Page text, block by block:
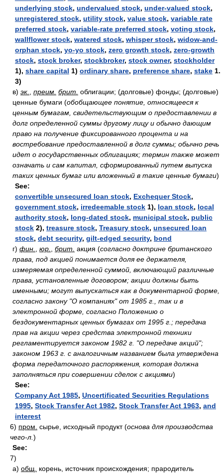
underlying stock, undervalued stock, under-valued stock,
unregistered stock, utility stock, value stock, variable rate
preferred stock, variable-rate preferred stock, voting stock,
wallflower stock, watered stock, whisper stock, widow-and-
orphan stock, yo-yo stock, zero growth stock, zero-growth
stock, stock broker, stockbroker, stock owner, stockholder
1), share capital 1) ordinary share, preference share, stake 1.
3)
в) эк. преим. брит. облигации; (долговые) фонды; (долговые)
ценные бумаги (обобщающее понятие, относящееся к
ценным бумагам, свидетельствующим о предоставлении в
долг определенной суммы другому лицу и обычно дающим
право на получение фиксированного процента и на
востребование предоставленной в долг суммы; обычно речь
идет о государственных облигациях; термин также может
означать и сам капитал, сформированный путем выпуска
таких ценных бумаг или вложенный в такие ценные бумаги)
See:
convertible unsecured loan stock, Exchequer Stock,
government stock, irredeemable stock 1), loan stock, local
authority stock, long-dated stock, municipal stock, public
stock 2), treasure stock, Treasury stock, unsecured loan
stock, debt security, gilt-edged security, bond
г) фин. юр. брит. акция (согласно доктрине британского
права, под акцией понимается доля ее держателя,
измеряемая определенной суммой, включающий различные
права, установленные договором; акции должны быть
именными; могут выпускаться как в документарной форме,
согласно закону "О компаниях" от 1985 г., так и в
электронной форме, согласно Положению о
бездокументарных ценных бумагах от 1995 г.; передача
прав на акции через средства электронной техники
регламентируется законом 1982 г. "О передаче акций";
законом 1963 г. с аналогичным названием была утверждена
форма передаточного распоряжения, которая должна
заполняться при совершении сделок с акциями)
See:
Company Act 1985, Uncertificated Securities Regulations
1995, Stock Transfer Act 1982, Stock Transfer Act 1963, and
interest
6) пром. сырье, исходный продукт(основа для производства
чего-л. )
See:
7)
а) общ.
корень, источник происхождения; прародитель